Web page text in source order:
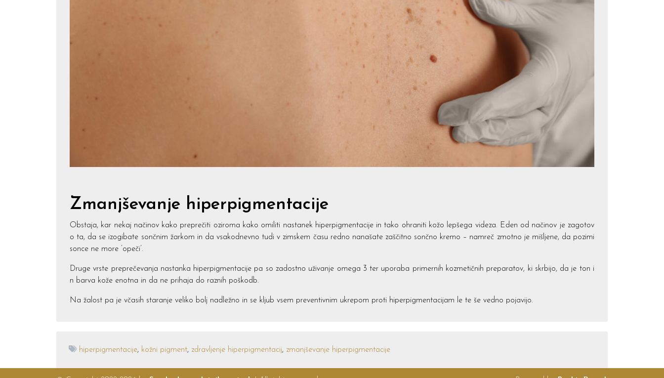
Zmanjševanje hiperpigmentacije
Obstaja, kar nekaj načinov kako preprečiti oziroma kako omiliti nastanek hiperpigmentacije in tako ohraniti kožo lepšega videza. Eden od načinov je zagotov
o ta, da se izogibate sončnim žarkom in da vsakodnevno tudi v zimskem času redno nanašate zaščitno sončno kremo – namreč zmotno je mišljene, da pozimi
sonce ne more ‘opeči’.
Druge vrste preprečevanja nastanka hiperpigmentacije pa so zadostno uživanje omega 3 ter uporaba primernih kozmetičnih preparatov, ki skrbijo, da je ton i
n barva kože enotna in da ne prihaja do raznih poškodb.
Na žalost pa je včasih staranje veliko bolj nadležno in se kljub vsem preventivnim ukrepom proti hiperpigmentacijam le te še vedno pojavijo.
hiperpigmentacije, kožni pigment, zdravljenje hiperpigmentacij, zmanjševanje hiperpigmentacije